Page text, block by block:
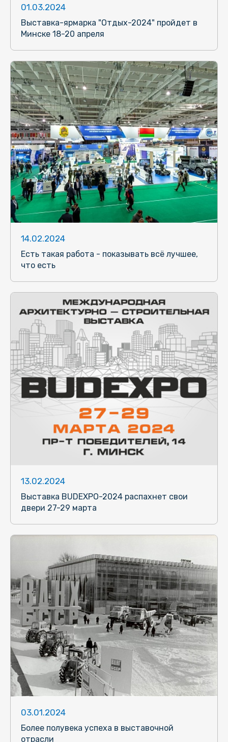
01.03.2024
Выставка-ярмарка "Отдых-2024" пройдет в
Минске 18-20 апреля
14.02.2024
Есть такая работа - показывать всё лучшее,
что есть
13.02.2024
Выставка BUDEXPO-2024 распахнет свои
двери 27-29 марта
03.01.2024
Более полувека успеха в выставочной
отрасли